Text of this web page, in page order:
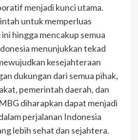
menjadi kunci utama.
untuk memperluas
hingga mencakup semua
menunjukkan tekad
kesejahteraan
dukungan dari semua pihak,
pemerintah daerah, dan
diharapkan dapat menjadi
perjalanan Indonesia
lebih sehat dan sejahtera.